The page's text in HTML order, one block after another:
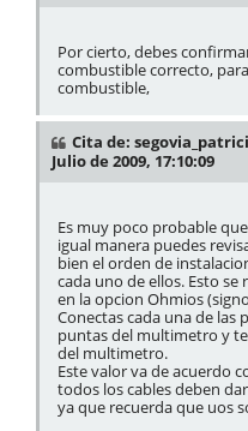
Por cierto, debes
combustible correcto,
combustible,
Cita de:
Julio de 2009, 17:10:09
Es muy poco probable
igual manera puedes
bien el orden de
cada uno de ellos. Esto
en la opcion Ohmios
Conectas cada una de las
puntas del multimetro y
del multimetro.
Este valor va de acuerdo
todos los cables deben
ya que recuerda que uos